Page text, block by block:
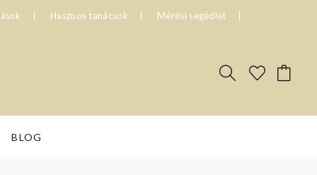
Hasznos tanácsok Mérési segédlet
BLOG